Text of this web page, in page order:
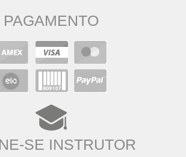
PAGAMENTO
SE INSTRUTOR